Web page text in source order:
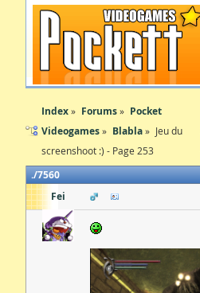
Index Forums
Pocket
Videogames
Blabla
Jeu du
screenshoot :) - Page 253
7560
Fei